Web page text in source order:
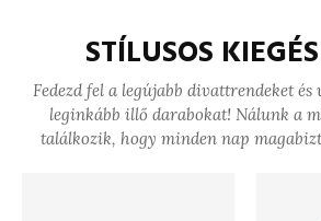
STÍLUSOS
Fedezd fel a legújabb divattrendeket és
leginkább illő darabokat! Nálunk a
találkozik, hogy minden nap